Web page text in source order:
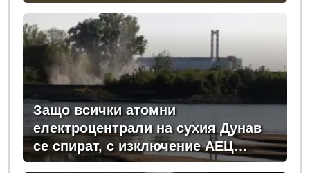
Защо всички атомни
електроцентрали на сухия Дунав
се спират, с изключение АЕЦ
"Козлодуй"?